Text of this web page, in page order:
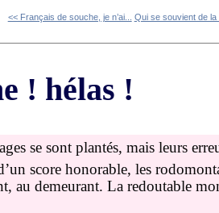
<< Français de souche, je n’ai... Qui se souvient de la
! hélas !
se sont plantés, mais leurs
score honorable, les
au demeurant. La redoutable